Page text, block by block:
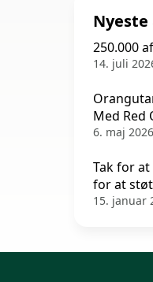
250.000
14. juli
Med Red
6. maj 2026
Tak for
for at
15. januar